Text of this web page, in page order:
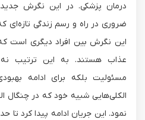
درمان پزشکی. در این نگرش
ضروری در راه و رسم زندگی تازه‌ای
این نگرش بین افراد دیگری است که
عذاب هستند. به این ترتیب
مسئولیت بلکه برای ادامه
الکلی‌هایی شبیه خود که در چنگال